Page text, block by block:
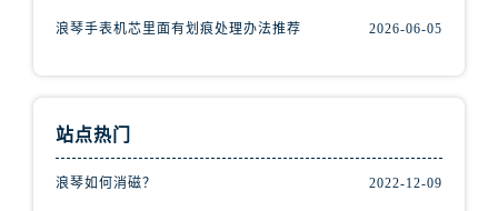
浪琴手表机芯里面有划痕处理办法推荐 2026-06-05
站点热门
浪琴如何消磁？ 2022-12-09